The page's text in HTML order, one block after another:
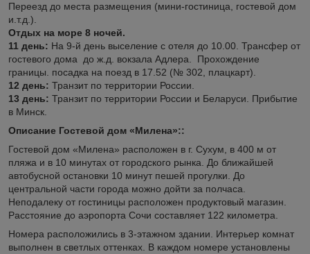
Переезд до места размещения (мини-гостиница, гостевой дом
и.т.д.).
Отдых на море 8 ночей.
11 день: На 9-й день выселение с отеля до 10.00. Трансфер от
гостевого дома до ж.д. вокзала Адлера. Прохождение
границы. посадка на поезд в 17.52 (№ 302, плацкарт).
12 день: Транзит по территории России.
13 день: Транзит по территории России и Беларуси. Прибытие
в Минск.
Описание Гостевой дом «Милена»::
Гостевой дом «Милена» расположен в г. Сухум, в 400 м от
пляжа и в 10 минутах от городского рынка. До ближайшей
автобусной остановки 10 минут пешей прогулки. До
центральной части города можно дойти за полчаса.
Неподалеку от гостиницы расположен продуктовый магазин.
Расстояние до аэропорта Сочи составляет 122 километра.
Номера расположились в 3-этажном здании. Интерьер комнат
выполнен в светлых оттенках. В каждом номере установлены